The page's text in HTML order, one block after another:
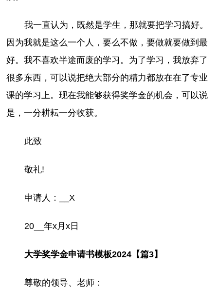
我一直认为，既然是学生，那就要把学习搞好。
因为我就是这么一个人，要么不做，要做就要做到最
好。我不喜欢半途而废的学习。为了学习，我放弃了
很多东西，可以说把绝大部分的精力都放在在了专业
课的学习上。现在我能够获得奖学金的机会，可以说
是，一分耕耘一分收获。
此致
敬礼!
申请人：__X
20__年x月x日
大学奖学金申请书模板2024【篇3】
尊敬的领导、老师：